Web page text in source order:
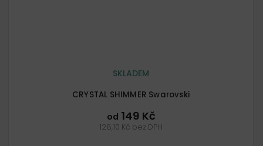
CRYSTAL SHIMMER Swarovski
SKLADEM
od 149 Kč
128,10 Kč bez DPH